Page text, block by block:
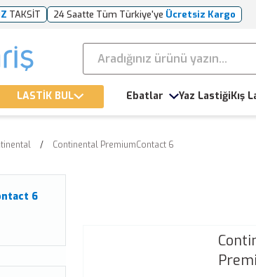
TAKSİT 24 Saatte Tüm Türkiye'ye Ücretsiz Kargo
LASTİK BUL Ebatlar Yaz LastiğiKış
Continental PremiumContact 6
6